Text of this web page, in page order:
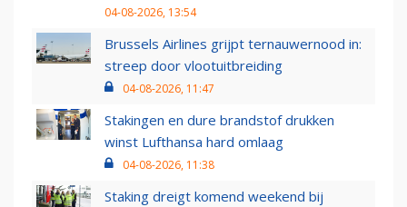
04-08-2026, 13:54
Brussels Airlines grijpt ternauwernood in:
streep door vlootuitbreiding
04-08-2026, 11:47
Stakingen en dure brandstof drukken
winst Lufthansa hard omlaag
04-08-2026, 11:38
Staking dreigt komend weekend bij